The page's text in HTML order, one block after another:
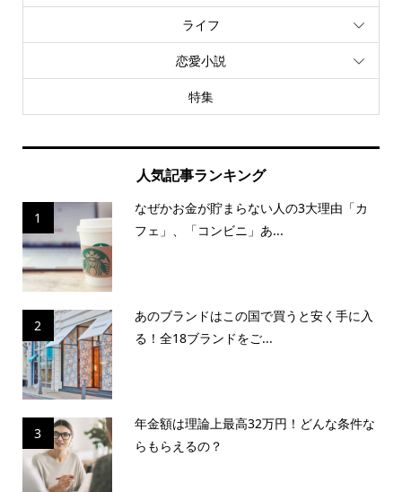
ライフ
恋愛小説
特集
人気記事ランキング
1
なぜかお金が貯まらない人の3大理由「カ
フェ」、「コンビニ」あ...
2
あのブランドはこの国で買うと安く手に入
る！全18ブランドをご...
3
年金額は理論上最高32万円！どんな条件な
らもらえるの？